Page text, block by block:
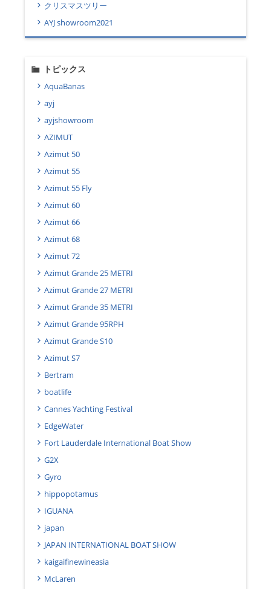
クリスマスツリー
AYJ showroom2021
トピックス
AquaBanas
ayj
ayjshowroom
AZIMUT
Azimut 50
Azimut 55
Azimut 55 Fly
Azimut 60
Azimut 66
Azimut 68
Azimut 72
Azimut Grande 25 METRI
Azimut Grande 27 METRI
Azimut Grande 35 METRI
Azimut Grande 95RPH
Azimut Grande S10
Azimut S7
Bertram
boatlife
Cannes Yachting Festival
EdgeWater
Fort Lauderdale International Boat Show
G2X
Gyro
hippopotamus
IGUANA
japan
JAPAN INTERNATIONAL BOAT SHOW
kaigaifinewineasia
McLaren